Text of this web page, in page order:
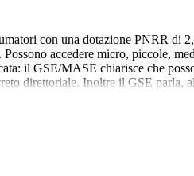
con una dotazione PNRR di
accedere micro, piccole,
il GSE/MASE chiarisce che
direttoriale. Inoltre il GSE parla,